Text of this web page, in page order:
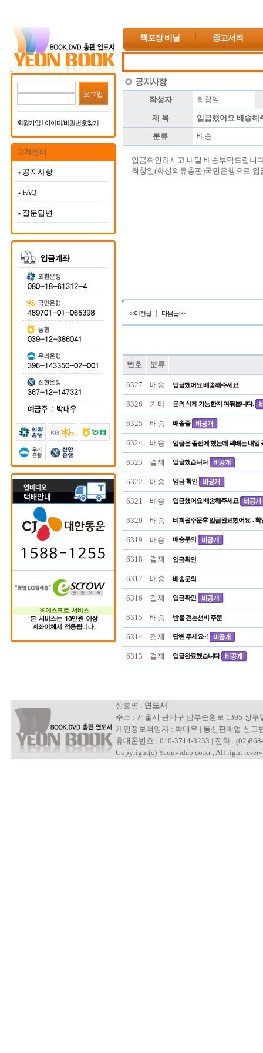
책포장 비닐 중고서적
회원가입 아이디/비밀번호찾기
고객센터
공지사항
FAQ
질문답변
작성자 최창일
제 목 입금했어요 배송해
분류 배송
입금확인하시고 내일 배송부탁드립니
최창일(화신의류총판)국민은행으로 입
<<이전글 | 다음글>>
번호 분류
6327 배송 입금했어요 배송해주세요
6326 기타 문의 삭제 가능한지 여쭤봅니다.
6325 배송 배송중
6324 배송 입금은 좀전에 했는데 택배는 내일
6323 결제 입금했습니다
6322 배송 임금 확인
6321 배송 입금했어요 배송해주세요
6320 배송 비회원주문후 입금완료했어요. . 확
6319 배송 배송문의
6318 결제 입금확인
6317 배송 배송문의
6316 결제 입금확인
6315 배송 밤을 걷는선비 주문
6314 결제 답변 주세요~!
6313 결제 입금완료했습니다
상호명 : 연도서
주소 : 서울시 관악구 남부순환로 1395 성우
개인정보책임자 : 박대우 | 통신판매업 신고
휴대폰번호 : 010-3714-3233 | 전화 :
Copyright(c) Yeonvideo.co.kr , All right